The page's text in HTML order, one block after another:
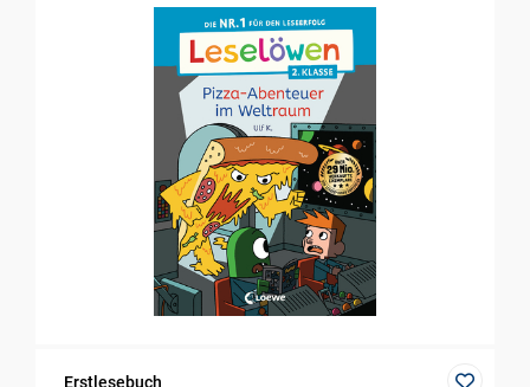
Erstlesebuch